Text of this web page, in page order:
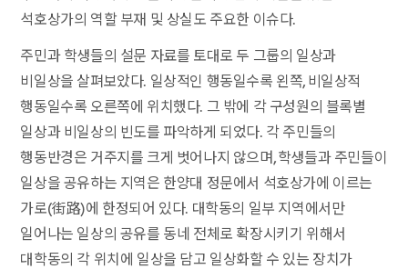
석호상가의 역할 부재 및 상실도 주요한 이슈다.
주민과 학생들의 설문 자료를 토대로 두 그룹의 일상과
비일상을 살펴보았다. 일상적인 행동일수록 왼쪽, 비일상적
행동일수록 오른쪽에 위치했다. 그 밖에 각 구성원의 블록별
일상과 비일상의 빈도를 파악하게 되었다. 각 주민들의
행동반경은 거주지를 크게 벗어나지 않으며, 학생들과 주민들이
일상을 공유하는 지역은 한양대 정문에서 석호상가에 이르는
가로(街路)에 한정되어 있다. 대학동의 일부 지역에서만
일어나는 일상의 공유를 동네 전체로 확장시키기 위해서
대학동의 각 위치에 일상을 담고 일상화할 수 있는 장치가